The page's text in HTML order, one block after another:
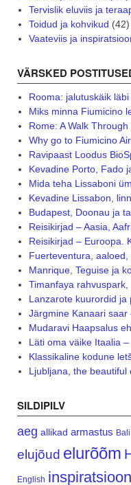
Tervislik eluviis ja
Toidud ja kohvikud (42)
Vaateviis ja
VÄRSKED
Rooma: jalutuskäik
Miks minna Fiumicino
Rome: A Walk
Why go to Fiumicino
Ravipaast Loodus
Kevadine Porto, Fado
Mida teha Lissaboni
Kevadine Lissabon,
Budapest, Doonau ja
Reisikirjad – Aasia,
Reisikirjad – Euroopa.
Fuerteventura, aaloed,
Manrique, Teguise ja
Timanfaya
Lanzarote kuurordid ja
Järgmine Kanaari
Mudaravi Haapsalus
Läti oma väike Itaalia
Klassikaline kodune
Ljubljana, the beautiful
SILDIPILV
aeg allikad armastus Bali
elujõud elurõõm
English inspiratsioon